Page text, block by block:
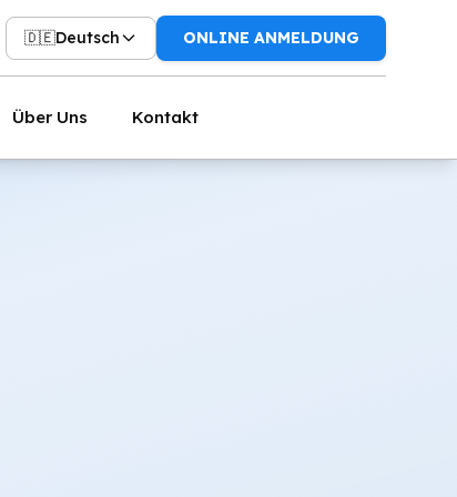
🇩🇪Deutsch ONLINE ANMELDUNG
Über Uns Kontakt